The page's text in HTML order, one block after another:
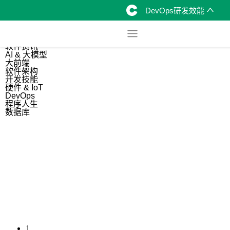
DevOps研发效能
软件资讯
AI & 大模型
大前端
软件架构
开发技能
硬件 & IoT
DevOps
程序人生
数据库
1